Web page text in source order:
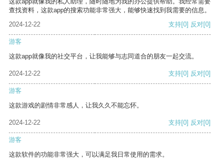
查找资料，这款app的搜索功能非常强大，能够快速找到我需要的信息。
2024-12-22
支持[0] 反对[0]
游客
这款app就像我的社交平台，让我能够与志同道合的朋友一起交流。
2024-12-22 支持[0] 反对[0]
游客
这款游戏的剧情非常感人，让我久久不能忘怀。
2024-12-22 支持[0] 反对[0]
游客
这款软件的功能非常强大，可以满足我日常使用的需求。